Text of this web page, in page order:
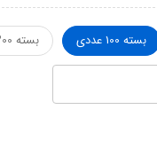
بسته 100 عددی بسته 300 عددی